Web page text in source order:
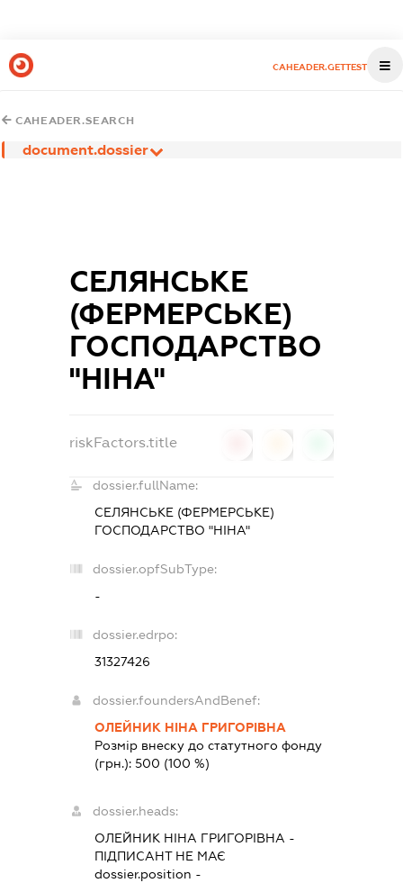
CAHEADER.GETTEST
CAHEADER.SEARCH
document.dossier
СЕЛЯНСЬКЕ
(ФЕРМЕРСЬКЕ)
ГОСПОДАРСТВО
"НІНА"
riskFactors.title
dossier.fullName:
СЕЛЯНСЬКЕ (ФЕРМЕРСЬКЕ)
ГОСПОДАРСТВО "НІНА"
dossier.opfSubType:
-
dossier.edrpo:
31327426
dossier.foundersAndBenef:
ОЛЕЙНИК НІНА ГРИГОРІВНА
Розмір внеску до статутного фонду
(грн.):500 (100 %)
dossier.heads:
ОЛЕЙНИК НІНА ГРИГОРІВНА -
ПІДПИСАНТНЕ МАЄ
dossier.position -